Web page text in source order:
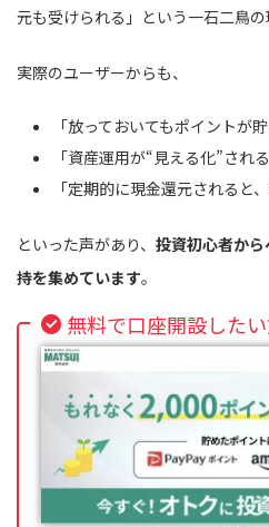
元も受けられる」という一石二鳥の
実際のユーザーからも、
「放っておいてもポイントが
「資産運用が“見える化”され
「定期的に現金還元されると
といった声があり、 投資初心者か
持を集めています。
無料で口座開設した